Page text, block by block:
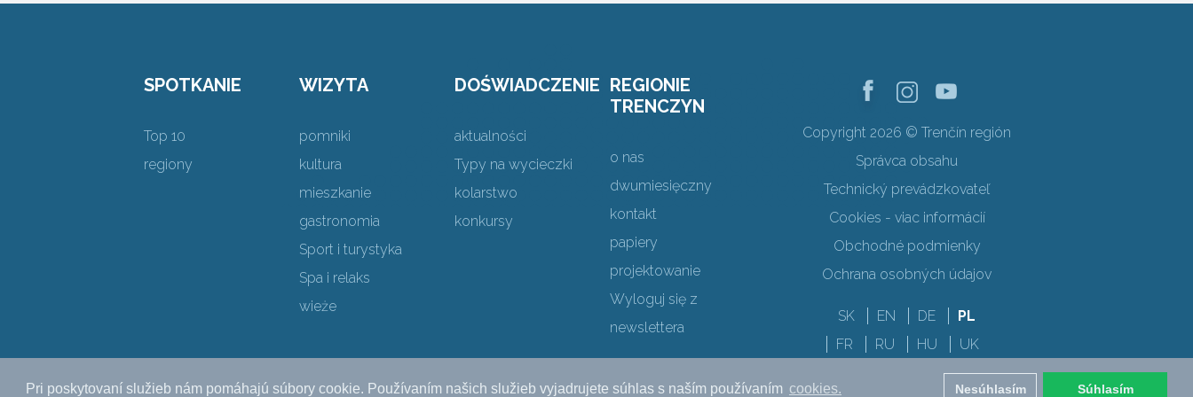
Pri poskytovaní služieb nám pomáhajú súbory cookie. Používaním našich služieb vyjadrujete súhlas s naším používaním cookies. Nesúhlasím Súhlasím
SPOTKANIE
Top 10
regiony
WIZYTA
pomniki
kultura
mieszkanie
gastronomia
Sport i turystyka
Spa i relaks
wieże
DOŚWIADCZENIE
aktualności
Typy na wycieczki
kolarstwo
konkursy
REGIONIE
TRENCZYN
o nas
dwumiesięczny
kontakt
papiery
projektowanie
Wyloguj się z
newslettera
Copyright 2026 © Trenčín región
Správca obsahu
Technický prevádzkovateľ
Cookies - viac informácií
Obchodné podmienky
Ochrana osobných údajov
SK EN DE
PL
FR
RU HU UK